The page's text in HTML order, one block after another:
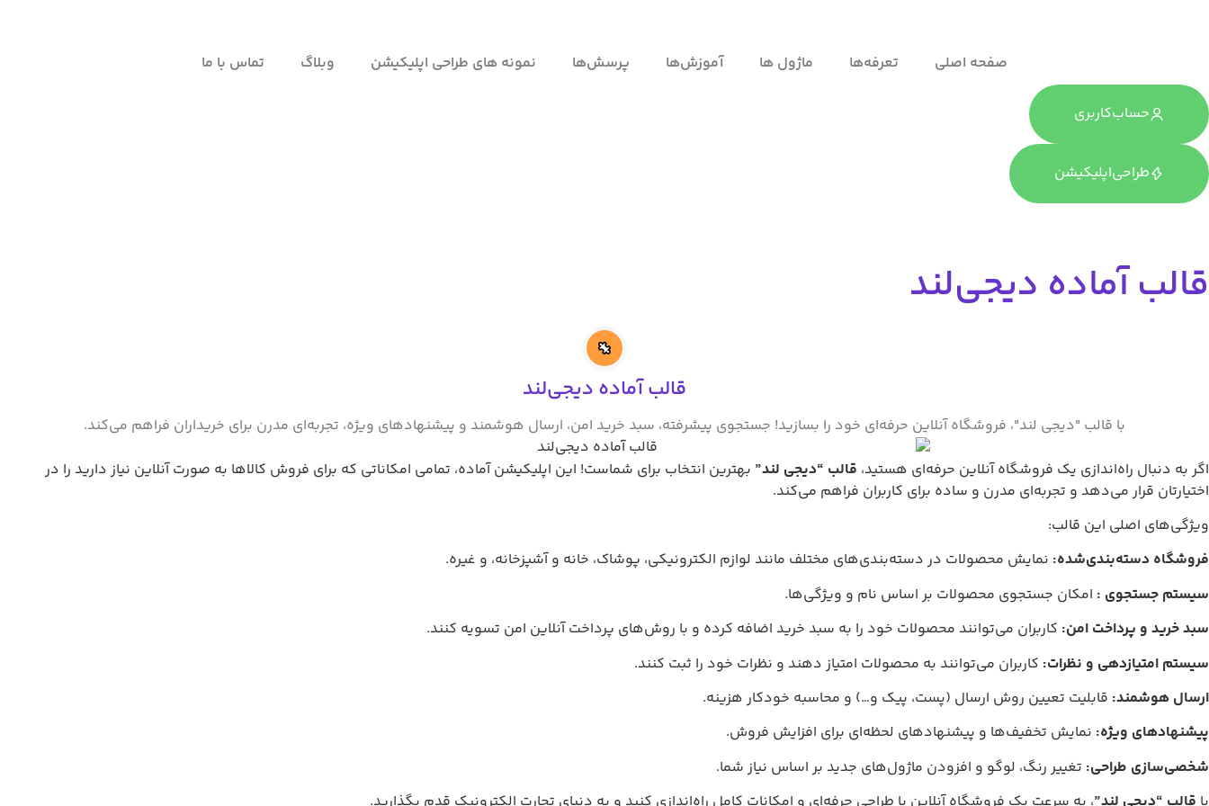
صفحه اصلی تعرفه‌ها ماژول ها آموزش‌ها پرسش‌ها نمونه های طراحی اپلیکیشن وبلاگ تماس با ما
حساب‌کاربری
طراحی‌اپلیکیشن
قالب آماده دیجی‌لند
قالب آماده دیجی‌لند
با قالب "دیجی لند"، فروشگاه آنلاین حرفه‌ای خود را بسازید! جستجوی پیشرفته، سبد خرید امن، ارسال هوشمند و پیشنهادهای ویژه، تجربه‌ای مدرن برای خریداران فراهم می‌کند.
اگر به دنبال راه‌اندازی یک فروشگاه آنلاین حرفه‌ای هستید، قالب “دیجی لند” بهترین انتخاب برای شماست! این اپلیکیشن آماده، تمامی امکاناتی که برای فروش کالاها به صورت آنلاین نیاز دارید را در
اختیارتان قرار می‌دهد و تجربه‌ای مدرن و ساده برای کاربران فراهم می‌کند.
ویژگی‌های اصلی این قالب:
فروشگاه دسته‌بندی‌شده: نمایش محصولات در دسته‌بندی‌های مختلف مانند لوازم الکترونیکی، پوشاک، خانه و آشپزخانه، و غیره.
سیستم جستجوی : امکان جستجوی محصولات بر اساس نام و ویژگی‌ها.
سبد خرید و پرداخت امن: کاربران می‌توانند محصولات خود را به سبد خرید اضافه کرده و با روش‌های پرداخت آنلاین امن تسویه کنند.
سیستم امتیازدهی و نظرات: کاربران می‌توانند به محصولات امتیاز دهند و نظرات خود را ثبت کنند.
ارسال هوشمند: قابلیت تعیین روش ارسال (پست، پیک و…) و محاسبه خودکار هزینه.
پیشنهادهای ویژه: نمایش تخفیف‌ها و پیشنهادهای لحظه‌ای برای افزایش فروش.
شخصی‌سازی طراحی: تغییر رنگ، لوگو و افزودن ماژول‌های جدید بر اساس نیاز شما.